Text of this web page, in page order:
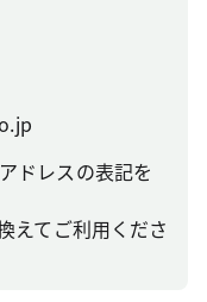
ドレスの表記を
えてご利用くださ